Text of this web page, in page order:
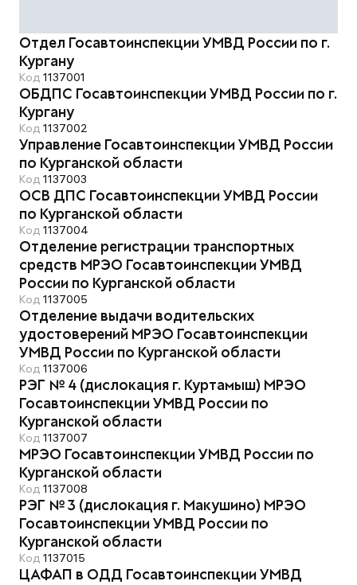
Отдел Госавтоинспекции УМВД России по г.
Кургану
Код 1137001
ОБДПС Госавтоинспекции УМВД России по г.
Кургану
Код 1137002
Управление Госавтоинспекции УМВД России
по Курганской области
Код 1137003
ОСВ ДПС Госавтоинспекции УМВД России
по Курганской области
Код 1137004
Отделение регистрации транспортных
средств МРЭО Госавтоинспекции УМВД
России по Курганской области
Код 1137005
Отделение выдачи водительских
удостоверений МРЭО Госавтоинспекции
УМВД России по Курганской области
Код 1137006
РЭГ № 4 (дислокация г. Куртамыш) МРЭО
Госавтоинспекции УМВД России по
Курганской области
Код 1137007
МРЭО Госавтоинспекции УМВД России по
Курганской области
Код 1137008
РЭГ № 3 (дислокация г. Макушино) МРЭО
Госавтоинспекции УМВД России по
Курганской области
Код 1137015
ЦАФАП в ОДД Госавтоинспекции УМВД